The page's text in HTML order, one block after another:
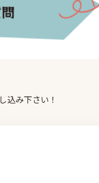
込み下さい！